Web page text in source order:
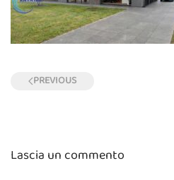
PREVIOUS
Lascia un commento